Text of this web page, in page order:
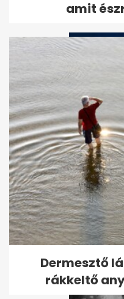
Orbán
egy
amit
Dermesztő
rákkeltő